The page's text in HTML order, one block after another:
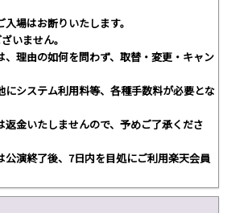
場はお断りいたします。
いません。
理由の如何を問わず、取替・変更・キャン
システム利用料等、各種手数料が必要とな
金いたしませんので、予めご了承くださ
演終了後、7日内を目処にご利用楽天会員